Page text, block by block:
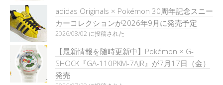
adidas Originals × Pokémon 30周年記念スニー
カーコレクションが2026年9月に発売予定
2026/08/02 に投稿された
【最新情報を随時更新中】Pokémon × G-
SHOCK『GA-110PKM-7AJR』が7月17日（金）
発売